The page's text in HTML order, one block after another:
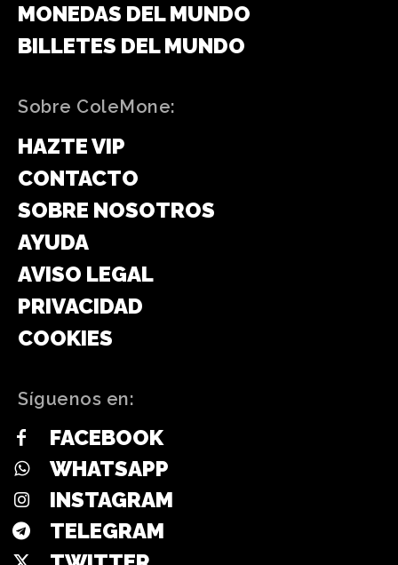
MONEDAS DEL MUNDO
BILLETES DEL MUNDO
Sobre ColeMone:
HAZTE VIP
CONTACTO
SOBRE NOSOTROS
AYUDA
AVISO LEGAL
PRIVACIDAD
COOKIES
Síguenos en:
FACEBOOK
WHATSAPP
INSTAGRAM
TELEGRAM